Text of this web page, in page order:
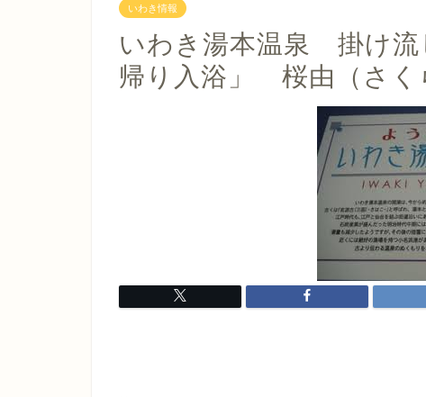
いわき情報
いわき湯本温泉 掛け
帰り入浴」 桜由（さ